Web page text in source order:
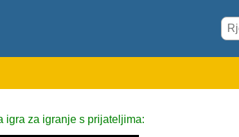
igra za igranje s prijateljima: